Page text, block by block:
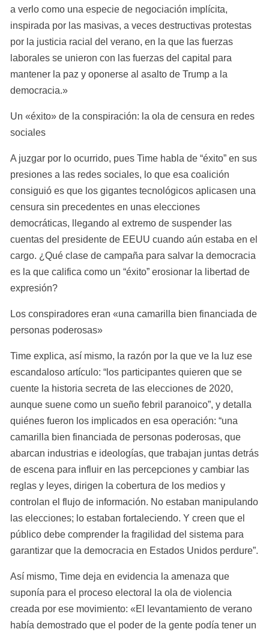
a verlo como una especie de negociación implícita,
inspirada por las masivas, a veces destructivas protestas
por la justicia racial del verano, en la que las fuerzas
laborales se unieron con las fuerzas del capital para
mantener la paz y oponerse al asalto de Trump a la
democracia.»
Un «éxito» de la conspiración: la ola de censura en redes
sociales
A juzgar por lo ocurrido, pues Time habla de “éxito” en sus
presiones a las redes sociales, lo que esa coalición
consiguió es que los gigantes tecnológicos aplicasen una
censura sin precedentes en unas elecciones
democráticas, llegando al extremo de suspender las
cuentas del presidente de EEUU cuando aún estaba en el
cargo. ¿Qué clase de campaña para salvar la democracia
es la que califica como un “éxito” erosionar la libertad de
expresión?
Los conspiradores eran «una camarilla bien financiada de
personas poderosas»
Time explica, así mismo, la razón por la que ve la luz ese
escandaloso artículo: “los participantes quieren que se
cuente la historia secreta de las elecciones de 2020,
aunque suene como un sueño febril paranoico”, y detalla
quiénes fueron los implicados en esa operación: “una
camarilla bien financiada de personas poderosas, que
abarcan industrias e ideologías, que trabajan juntas detrás
de escena para influir en las percepciones y cambiar las
reglas y leyes, dirigen la cobertura de los medios y
controlan el flujo de información. No estaban manipulando
las elecciones; lo estaban fortaleciendo. Y creen que el
público debe comprender la fragilidad del sistema para
garantizar que la democracia en Estados Unidos perdure”.
Así mismo, Time deja en evidencia la amenaza que
suponía para el proceso electoral la ola de violencia
creada por ese movimiento: «El levantamiento de verano
había demostrado que el poder de la gente podía tener un